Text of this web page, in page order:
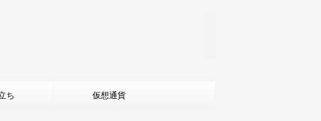
ち 仮想通貨